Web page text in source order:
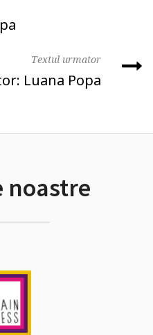
Textul urmator
Luana Popa
noastre